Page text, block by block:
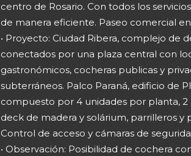
centro de Rosario. Con todos los
de manera eficiente. Paseo comercial
• Proyecto: Ciudad Ribera, complejo de
conectados por una plaza central con
gastronómicos, cocheras publicas y
subterráneos. Palco Paraná, edificio de
compuesto por 4 unidades por planta, 2
deck de madera y solárium, parrilleros y
Control de acceso y cámaras de
• Observación: Posibilidad de cochera